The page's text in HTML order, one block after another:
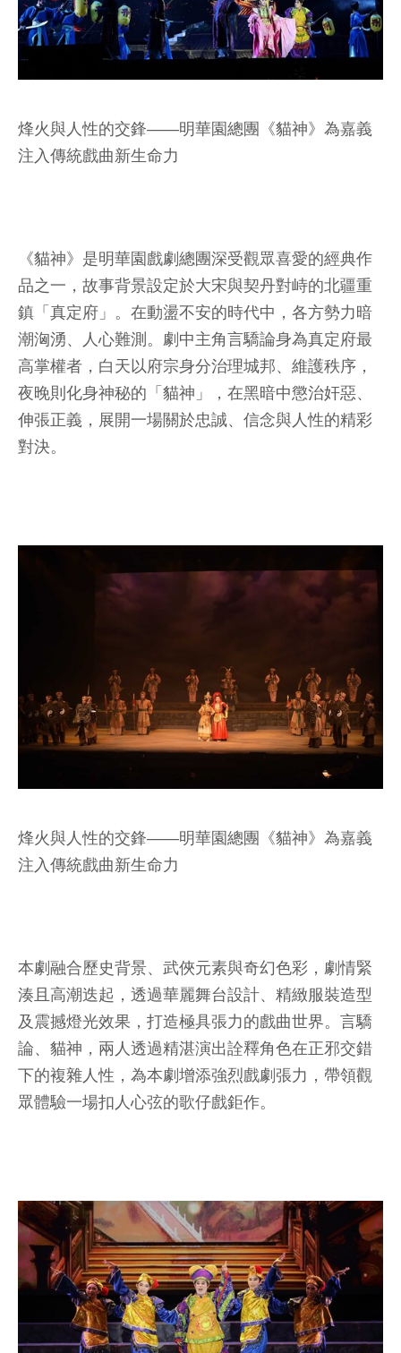
烽火與人性的交鋒——明華園總團《貓神》為嘉義
注入傳統戲曲新生命力
《貓神》是明華園戲劇總團深受觀眾喜愛的經典作
品之一，故事背景設定於大宋與契丹對峙的北疆重
鎮「真定府」。在動盪不安的時代中，各方勢力暗
潮洶湧、人心難測。劇中主角言驕論身為真定府最
高掌權者，白天以府宗身分治理城邦、維護秩序，
夜晚則化身神秘的「貓神」，在黑暗中懲治奸惡、
伸張正義，展開一場關於忠誠、信念與人性的精彩
對決。
烽火與人性的交鋒——明華園總團《貓神》為嘉義
注入傳統戲曲新生命力
本劇融合歷史背景、武俠元素與奇幻色彩，劇情緊
湊且高潮迭起，透過華麗舞台設計、精緻服裝造型
及震撼燈光效果，打造極具張力的戲曲世界。言驕
論、貓神，兩人透過精湛演出詮釋角色在正邪交錯
下的複雜人性，為本劇增添強烈戲劇張力，帶領觀
眾體驗一場扣人心弦的歌仔戲鉅作。